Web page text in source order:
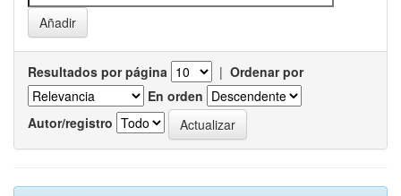
Resultados por página | Ordenar por
En orden
Autor/registro